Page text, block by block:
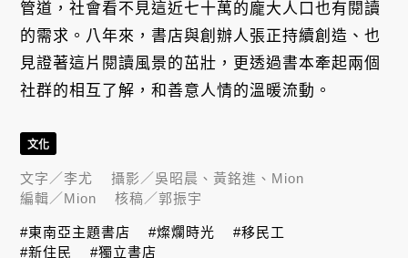
管道，社會看不見這近七十萬的龐大人口也有閱讀
的需求。八年來，書店與創辦人張正持續創造、也
見證著這片閱讀風景的茁壯，更透過書本牽起兩個
社群的相互了解，和善意人情的溫暖流動。
文化
文字／李尤 攝影／吳昭晨、黃銘進、Mion
編輯／Mion 核稿／郭振宇
#東南亞主題書店 #燦爛時光
#移民工
#新住民
#獨立書店